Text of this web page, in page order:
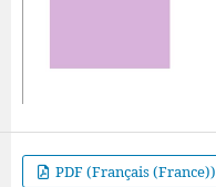
PDF (Français (France))